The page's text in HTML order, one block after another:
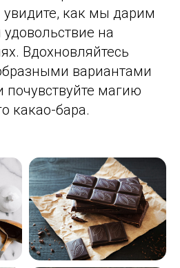
как мы дарим
удовольствие на
Вдохновляйтесь
вариантами
магию
какао-бара.